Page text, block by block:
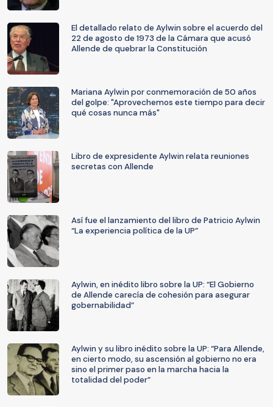
El detallado relato de Aylwin sobre el acuerdo del
22 de agosto de 1973 de la Cámara que acusó
Allende de quebrar la Constitución
Mariana Aylwin por conmemoración de 50 años
del golpe: "Aprovechemos este tiempo para decir
qué cosas nunca más"
Libro de expresidente Aylwin relata reuniones
secretas con Allende
Así fue el lanzamiento del libro de Patricio Aylwin
“La experiencia política de la UP”
Aylwin, en inédito libro sobre la UP: “El Gobierno
de Allende carecía de cohesión para asegurar
gobernabilidad”
Aylwin y su libro inédito sobre la UP: “Para Allende,
en cierto modo, su ascensión al gobierno no era
sino el primer paso en la marcha hacia la
totalidad del poder”